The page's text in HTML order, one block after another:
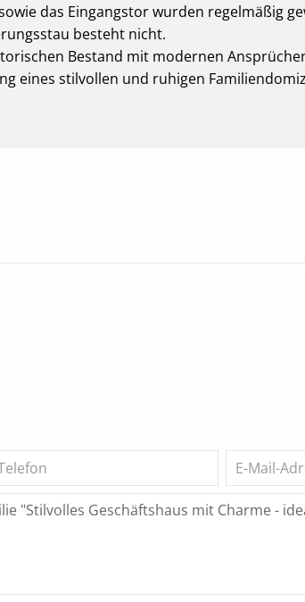
das Eingangstor wurden regelmäßig
besteht nicht.
Bestand mit modernen
eines stilvollen und ruhigen